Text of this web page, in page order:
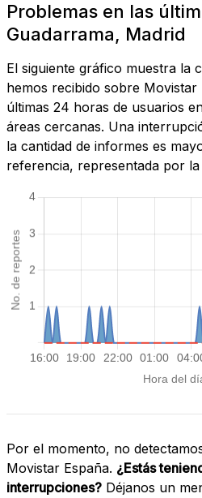
Problemas en las
Guadarrama, Madrid
El siguiente gráfico muestra la
hemos recibido sobre Movistar
últimas 24 horas de usuarios
áreas cercanas. Una
la cantidad de informes es
referencia, representada por
Por el momento, no
Movistar España. ¿Estás
interrupciones? Déjanos un